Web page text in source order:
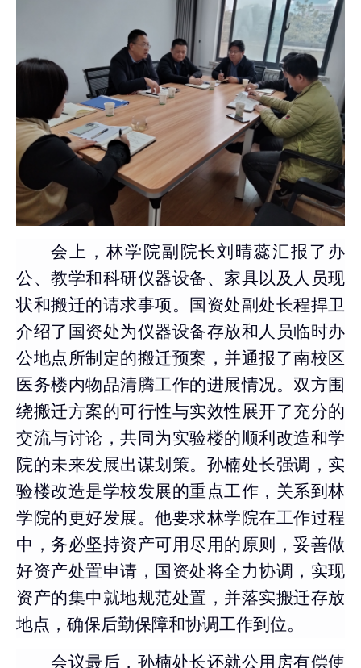
会上，林学院副院长刘晴蕊汇报了办
公、教学和科研仪器设备、家具以及人员现
状和搬迁的请求事项。国资处副处长程捍卫
介绍了国资处为仪器设备存放和人员临时办
公地点所制定的搬迁预案，并通报了南校区
医务楼内物品清腾工作的进展情况。双方围
绕搬迁方案的可行性与实效性展开了充分的
交流与讨论，共同为实验楼的顺利改造和学
院的未来发展出谋划策。孙楠处长强调，实
验楼改造是学校发展的重点工作，关系到林
学院的更好发展。他要求林学院在工作过程
中，务必坚持资产可用尽用的原则，妥善做
好资产处置申请，国资处将全力协调，实现
资产的集中就地规范处置，并落实搬迁存放
地点，确保后勤保障和协调工作到位。
会议最后，孙楠处长还就公用房有偿使